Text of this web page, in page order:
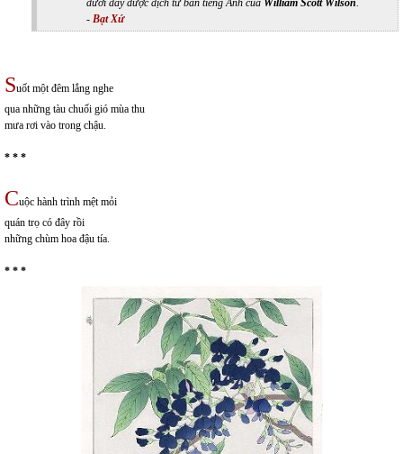
dưới đây được dịch từ bản tiếng Anh của William Scott Wilson.
- Bạt Xứ
Suốt một đêm lắng nghe
qua những tàu chuối gió mùa thu
mưa rơi vào trong chậu.
* * *
Cuộc hành trình mệt mỏi
quán trọ có đây rồi
những chùm hoa đậu tía.
* * *